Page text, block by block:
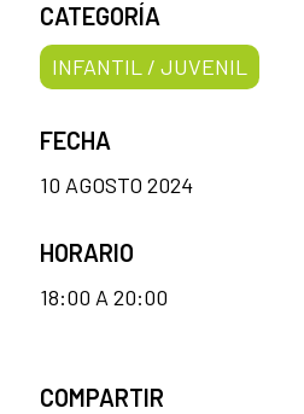
CATEGORÍA
INFANTIL / JUVENIL
FECHA
10 AGOSTO 2024
HORARIO
18:00 A 20:00
COMPARTIR